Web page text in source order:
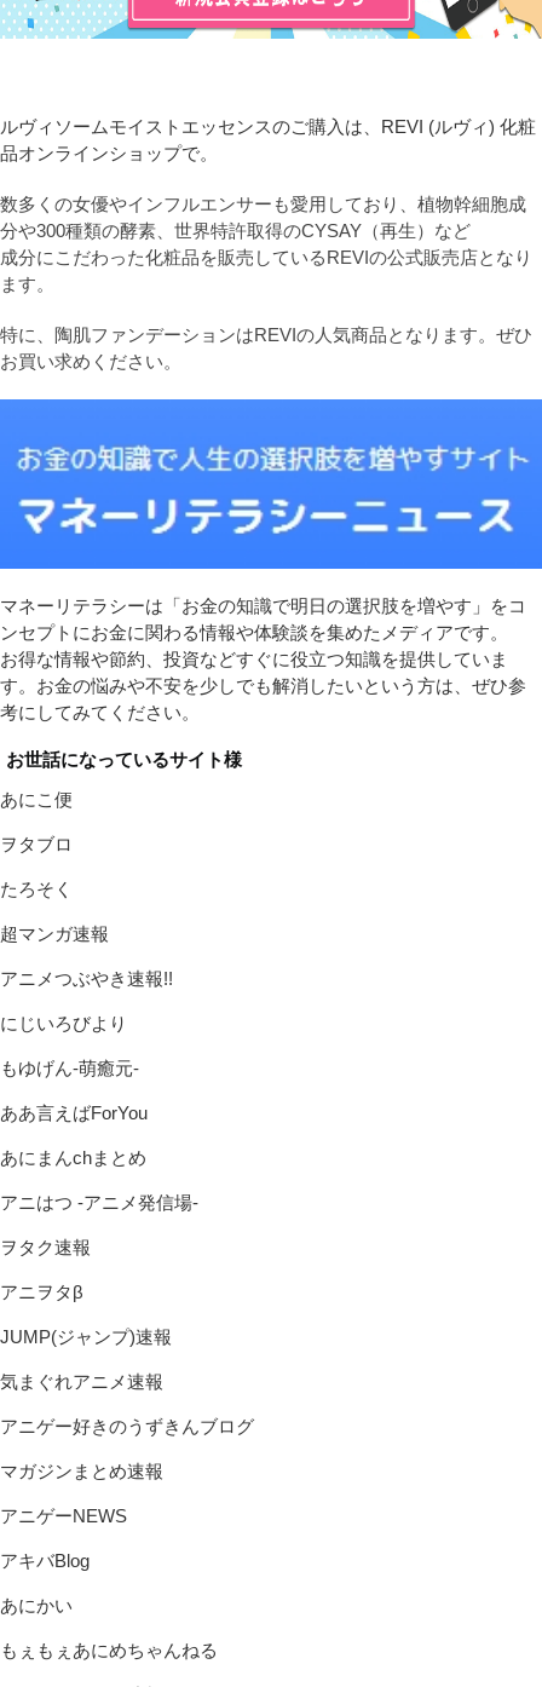
ルヴィソームモイストエッセンスのご購入は、REVI (ルヴィ) 化粧
品オンラインショップで。
数多くの女優やインフルエンサーも愛用しており、植物幹細胞成
分や300種類の酵素、世界特許取得のCYSAY（再生）など
成分にこだわった化粧品を販売しているREVIの公式販売店となり
ます。
特に、陶肌ファンデーションはREVIの人気商品となります。ぜひ
お買い求めください。
マネーリテラシーは「お金の知識で明日の選択肢を増やす」をコ
ンセプトにお金に関わる情報や体験談を集めたメディアです。
お得な情報や節約、投資などすぐに役立つ知識を提供していま
す。お金の悩みや不安を少しでも解消したいという方は、ぜひ参
考にしてみてください。
お世話になっているサイト様
あにこ便
ヲタブロ
たろそく
超マンガ速報
アニメつぶやき速報!!
にじいろびより
もゆげん-萌癒元-
ああ言えばForYou
あにまんchまとめ
アニはつ -アニメ発信場-
ヲタク速報
アニヲタβ
JUMP(ジャンプ)速報
気まぐれアニメ速報
アニゲー好きのうずきんブログ
マガジンまとめ速報
アニゲーNEWS
アキバBlog
あにかい
もぇもぇあにめちゃんねる